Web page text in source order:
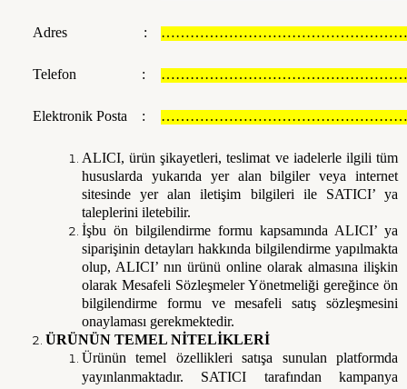
Adres :
Telefon :
Elektronik Posta :
ALICI, ürün şikayetleri, teslimat ve iadelerle ilgili tüm
hususlarda yukarıda yer alan bilgiler veya internet
sitesinde yer alan iletişim bilgileri ile SATICI’ ya
taleplerini iletebilir.
İşbu ön bilgilendirme formu kapsamında ALICI’ ya
siparişinin detayları hakkında bilgilendirme yapılmakta
olup, ALICI’ nın ürünü online olarak almasına ilişkin
olarak Mesafeli Sözleşmeler Yönetmeliği gereğince ön
bilgilendirme formu ve mesafeli satış sözleşmesini
onaylaması gerekmektedir.
ÜRÜNÜN TEMEL NİTELİKLERİ
Ürünün temel özellikleri satışa sunulan platformda
yayınlanmaktadır. SATICI tarafından kampanya